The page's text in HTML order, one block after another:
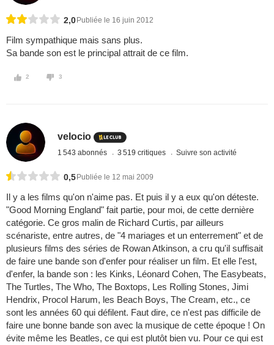
2,0 Publiée le 16 juin 2012
Film sympathique mais sans plus.
Sa bande son est le principal attrait de ce film.
2 3
velocio
1 543 abonnés 3 519 critiques Suivre son activité
0,5 Publiée le 12 mai 2009
Il y a les films qu'on n'aime pas. Et puis il y a eux qu'on déteste.
"Good Morning England" fait partie, pour moi, de cette dernière
catégorie. Ce gros malin de Richard Curtis, par ailleurs
scénariste, entre autres, de "4 mariages et un enterrement" et de
plusieurs films des séries de Rowan Atkinson, a cru qu'il suffisait
de faire une bande son d'enfer pour réaliser un film. Et elle l'est,
d'enfer, la bande son : les Kinks, Léonard Cohen, The Easybeats,
The Turtles, The Who, The Boxtops, Les Rolling Stones, Jimi
Hendrix, Procol Harum, les Beach Boys, The Cream, etc., ce
sont les années 60 qui défilent. Faut dire, ce n'est pas difficile de
faire une bonne bande son avec la musique de cette époque ! On
évite même les Beatles, ce qui est plutôt bien vu. Pour ce qui est